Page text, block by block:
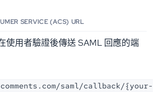
SERVICE (ACS) URL
使用者驗證後傳送 SAML 回應的端
saml/callback/{your-